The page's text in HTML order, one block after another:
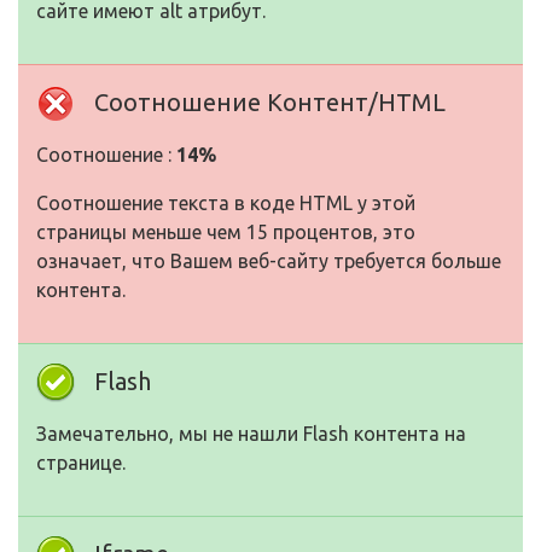
сайте имеют alt атрибут.
Соотношение Контент/HTML
Соотношение : 14%
Соотношение текста в коде HTML у этой
страницы меньше чем 15 процентов, это
означает, что Вашем веб-сайту требуется больше
контента.
Flash
Замечательно, мы не нашли Flash контента на
странице.